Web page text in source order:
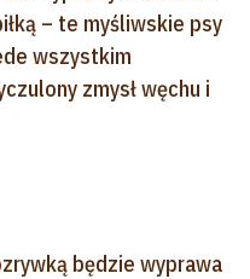
– te myśliwskie psy
wszystkim
zmysł węchu i
będzie wyprawa